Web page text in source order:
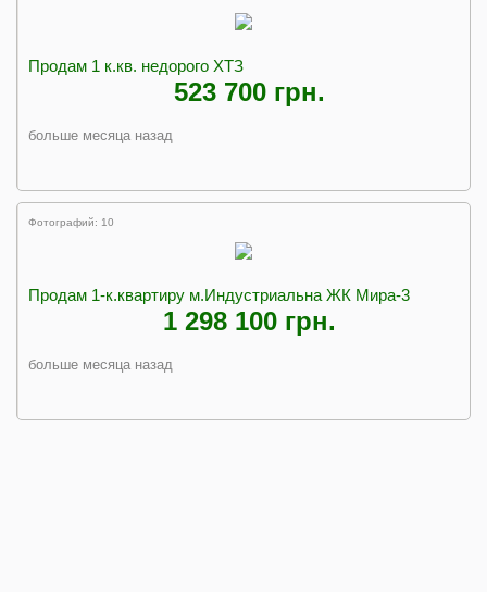
Продам 1 к.кв. недорого ХТЗ
523 700 грн.
больше месяца назад
Фотографий: 10
Продам 1-к.квартиру м.Индустриальна ЖК Мира-3
1 298 100 грн.
больше месяца назад